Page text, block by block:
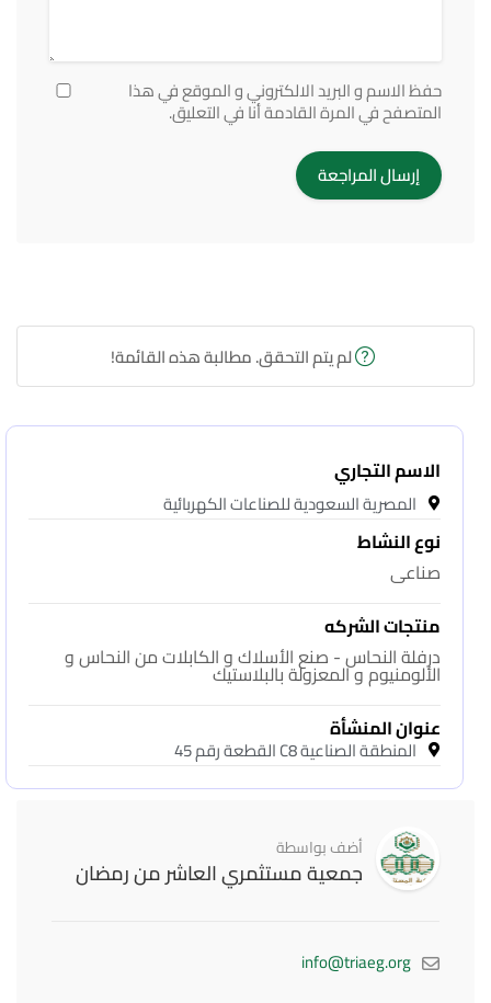
حفظ الاسم و البريد الالكتروني و الموقع في هذا
المتصفح في المرة القادمة أنا في التعليق.
لم يتم التحقق. مطالبة هذه القائمة!
الاسم التجاري
المصرية السعودية للصناعات الكهربائية
نوع النشاط
صناعى
منتجات الشركه
درفلة النحاس - صنع الأسلاك و الكابلات من النحاس و
الألومنيوم و المعزولة بالبلاستيك
عنوان المنشأة
المنطقة الصناعية C8 القطعة رقم 45
أضف بواسطة
جمعية مستثمري العاشر من رمضان
info@triaeg.org